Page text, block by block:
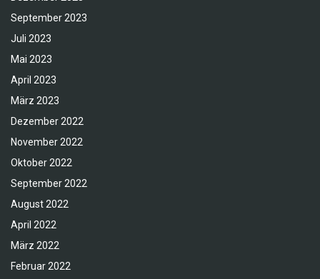
September 2023
Juli 2023
Mai 2023
April 2023
März 2023
Dezember 2022
November 2022
Oktober 2022
September 2022
August 2022
April 2022
März 2022
Februar 2022